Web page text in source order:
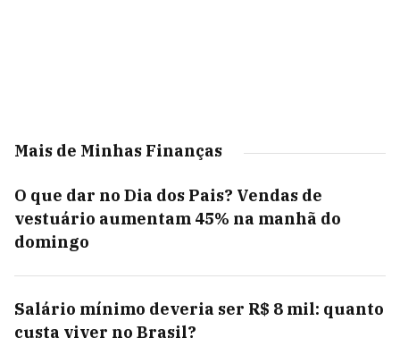
Mais de Minhas Finanças
O que dar no Dia dos Pais? Vendas de
vestuário aumentam 45% na manhã do
domingo
Salário mínimo deveria ser R$ 8 mil: quanto
custa viver no Brasil?